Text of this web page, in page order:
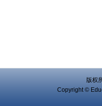
版权
Copyright ©